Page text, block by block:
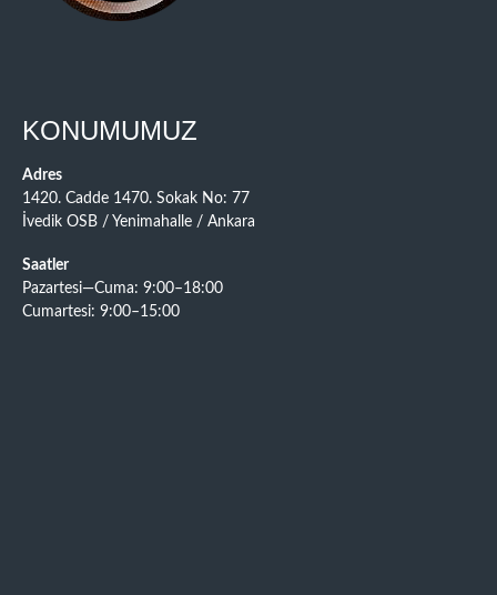
KONUMUMUZ
Adres
1420. Cadde 1470. Sokak No: 77
İvedik OSB / Yenimahalle / Ankara
Saatler
Pazartesi—Cuma: 9:00–18:00
Cumartesi: 9:00–15:00